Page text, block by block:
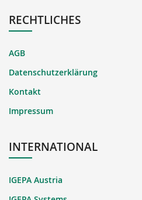
RECHTLICHES
AGB
Datenschutzerklärung
Kontakt
Impressum
INTERNATIONAL
IGEPA Austria